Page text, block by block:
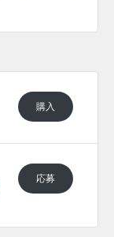
ダン ブランド取
repgod888)
購入
応募